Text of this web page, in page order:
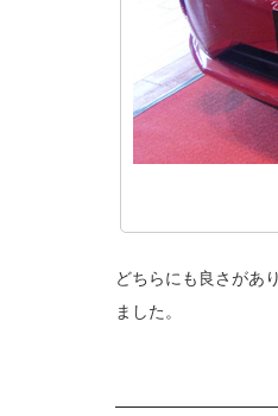
どちらにも良さがあ
ました。